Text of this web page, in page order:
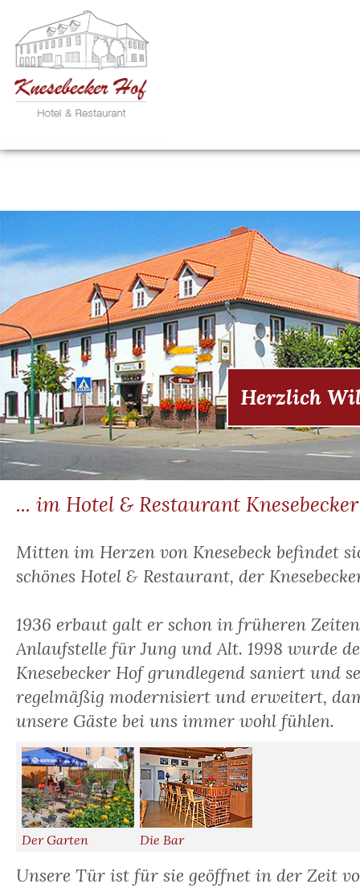
Herzlich
... im Hotel & Restaurant
Mitten im Herzen von Knesebeck befindet
schönes Hotel & Restaurant, der
1936 erbaut galt er schon in früheren
Anlaufstelle für Jung und Alt. 1998 wurde
Knesebecker Hof grundlegend saniert und
regelmäßig modernisiert und erweitert,
unsere Gäste bei uns immer wohl fühlen.
Der Garten Die Bar
Unsere Tür ist für sie geöffnet in der Zeit